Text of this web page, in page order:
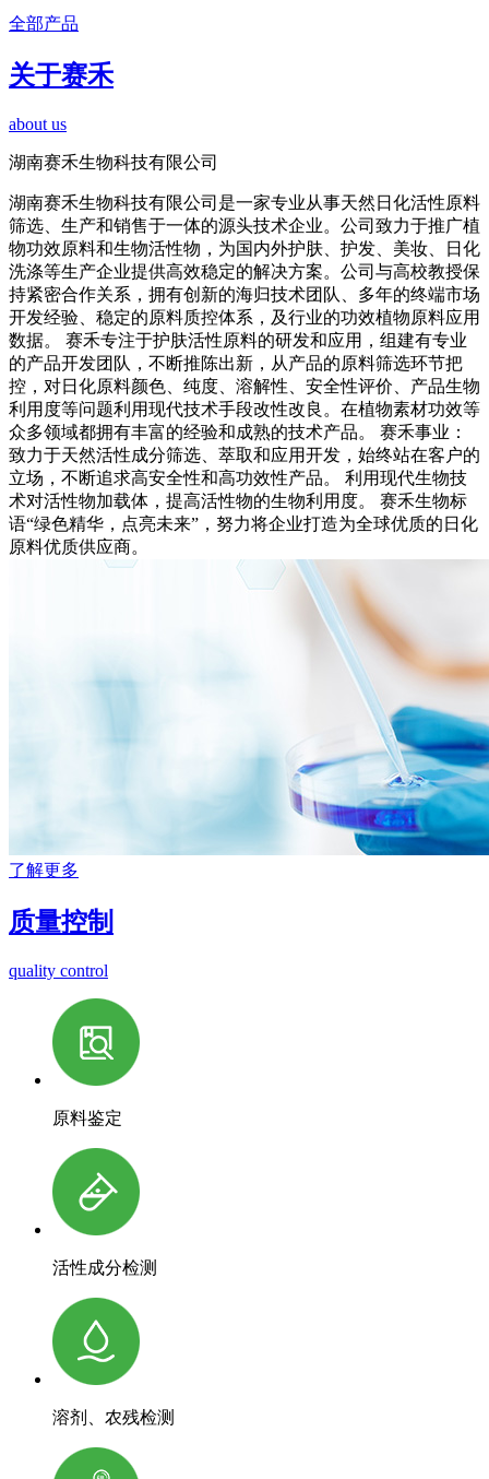
全部产品
关于赛禾
about us
湖南赛禾生物科技有限公司
湖南赛禾生物科技有限公司是一家专业从事天然日化活性原料
筛选、生产和销售于一体的源头技术企业。公司致力于推广植
物功效原料和生物活性物，为国内外护肤、护发、美妆、日化
洗涤等生产企业提供高效稳定的解决方案。公司与高校教授保
持紧密合作关系，拥有创新的海归技术团队、多年的终端市场
开发经验、稳定的原料质控体系，及行业的功效植物原料应用
数据。 赛禾专注于护肤活性原料的研发和应用，组建有专业
的产品开发团队，不断推陈出新，从产品的原料筛选环节把
控，对日化原料颜色、纯度、溶解性、安全性评价、产品生物
利用度等问题利用现代技术手段改性改良。在植物素材功效等
众多领域都拥有丰富的经验和成熟的技术产品。 赛禾事业：
致力于天然活性成分筛选、萃取和应用开发，始终站在客户的
立场，不断追求高安全性和高功效性产品。 利用现代生物技
术对活性物加载体，提高活性物的生物利用度。 赛禾生物标
语“绿色精华，点亮未来”，努力将企业打造为全球优质的日化
原料优质供应商。
了解更多
质量控制
quality control
原料鉴定
活性成分检测
溶剂、农残检测